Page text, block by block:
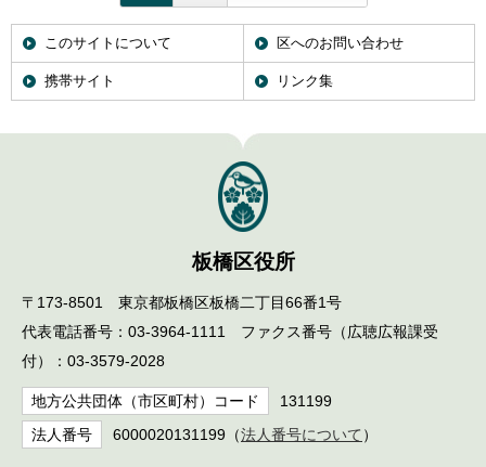
このサイトについて 区へのお問い合わせ
携帯サイト リンク集
板橋区役所
〒173-8501 東京都板橋区板橋二丁目66番1号
代表電話番号：03-3964-1111 ファクス番号（広聴広報課受
付）：03-3579-2028
地方公共団体（市区町村）コード 131199
法人番号 6000020131199（法人番号について ）